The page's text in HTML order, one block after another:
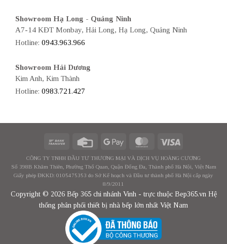
Showroom Hạ Long - Quảng Ninh
A7-14 KĐT Monbay, Hải Long, Hạ Long, Quảng Ninh
Hotline: 0943.963.966
Showroom Hải Dương
Kim Anh, Kim Thành
Hotline: 0983.721.427
CÔNG TY TNHH ĐẦU TƯ THƯƠNG MẠI VÀ DỊCH VỤ HOÀNG CƯƠNG
Số 398B Khâm Thiên, Phường Thổ Quan, Quận Đống Đa, Thành phố Hà Nội, Việt Nam
Giấy phép ĐKKD: 0105475353 do Sở Kế hoạch và Đầu tư thành phố Hà Nội cấp ngày
8/9/2011
Copyright © 2026 Bếp 365 chi nhánh Vinh - trực thuộc Bep365.vn Hệ
thống phân phối thiết bị nhà bếp lớn nhất Việt Nam